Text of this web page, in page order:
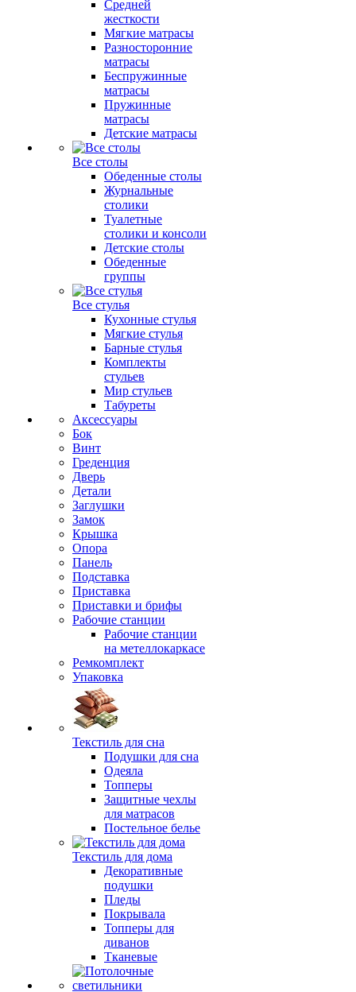
Средней
жесткости
Мягкие матрасы
Разносторонние
матрасы
Беспружинные
матрасы
Пружинные
матрасы
Детские матрасы
Все столы
Обеденные столы
Журнальные
столики
Туалетные
столики и консоли
Детские столы
Обеденные
группы
Все стулья
Кухонные стулья
Мягкие стулья
Барные стулья
Комплекты
стульев
Мир стульев
Табуреты
Аксессуары
Бок
Винт
Греденция
Дверь
Детали
Заглушки
Замок
Крышка
Опора
Панель
Подставка
Приставка
Приставки и брифы
Рабочие станции
Рабочие станции
на метеллокаркасе
Ремкомплект
Упаковка
Текстиль для сна
Подушки для сна
Одеяла
Топперы
Защитные чехлы
для матрасов
Постельное белье
Текстиль для дома
Декоративные
подушки
Пледы
Покрывала
Топперы для
диванов
Тканевые